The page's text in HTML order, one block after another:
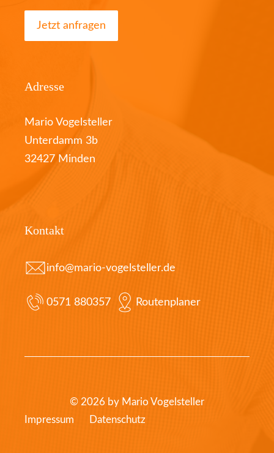
Jetzt anfragen
Adresse
Mario Vogelsteller
Unterdamm 3b
32427 Minden
Kontakt
info@mario-vogelsteller.de
0571 880357 Routenplaner
© 2026 by Mario Vogelsteller
Impressum
Datenschutz